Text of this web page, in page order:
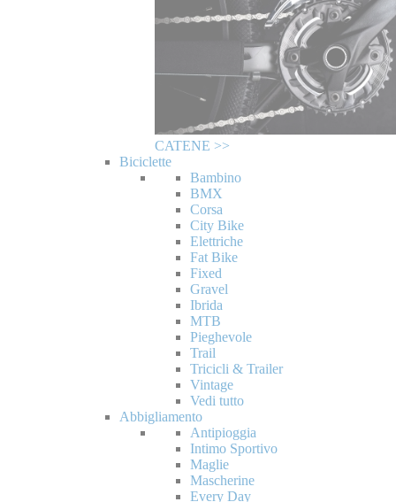
CATENE >>
Biciclette
Bambino
BMX
Corsa
City Bike
Elettriche
Fat Bike
Fixed
Gravel
Ibrida
MTB
Pieghevole
Trail
Tricicli & Trailer
Vintage
Vedi tutto
Abbigliamento
Antipioggia
Intimo Sportivo
Maglie
Mascherine
Every Day